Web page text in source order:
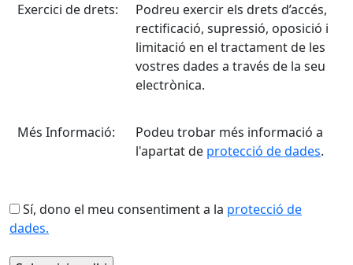
Exercici de drets:
Podreu exercir els drets d’accés,
rectificació, supressió, oposició i
limitació en el tractament de les
vostres dades a través de la seu
electrònica.
Més Informació:
Podeu trobar més informació a
l'apartat de protecció de dades.
Sí, dono el meu consentiment a la protecció de
dades.